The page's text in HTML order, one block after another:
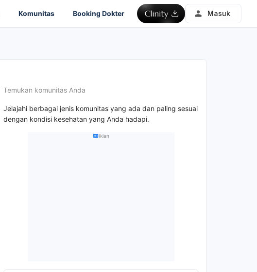
Komunitas Booking Dokter Masuk
Temukan komunitas Anda
Jelajahi berbagai jenis komunitas yang ada dan paling sesuai
dengan kondisi kesehatan yang Anda hadapi.
Iklan